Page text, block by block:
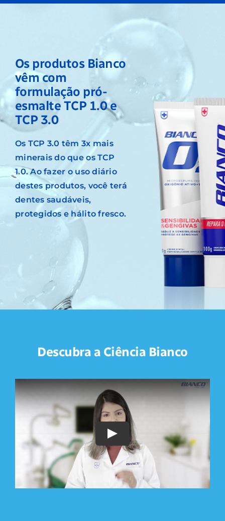
Os produtos Bianco
vêm com
formulação pró-
esmalte TCP 1.0 e
TCP 3.0
Os TCP 3.0 têm 3x mais
minerais do que os TCP
1.0. Ao fazer o uso diário
destes produtos, você terá
dentes saudáveis,
protegidos e hálito fresco.
Descubra a Ciência Bianco
Play